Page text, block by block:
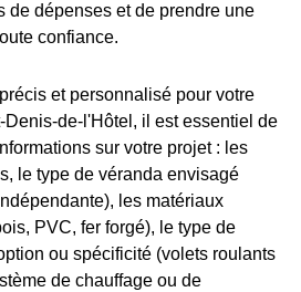
de dépenses et de prendre une
confiance.
et personnalisé pour votre
Denis-de-l'Hôtel, il est essentiel de
sur votre projet : les
le type de véranda envisagé
les matériaux
PVC, fer forgé), le type de
ou spécificité (volets roulants
de chauffage ou de